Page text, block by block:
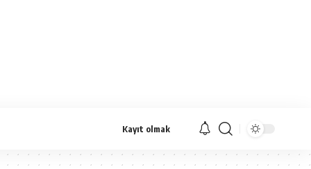
Kayıt olmak